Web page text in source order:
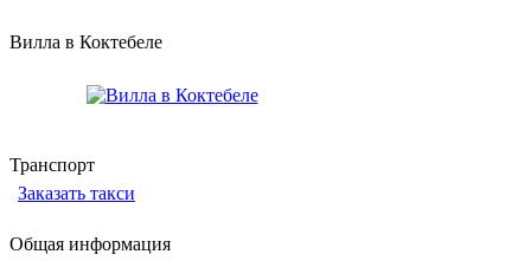
Вилла в Коктебеле
Транспорт
Заказать такси
Общая информация